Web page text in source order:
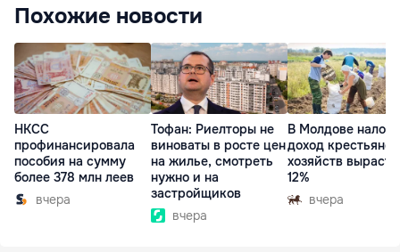
Похожие новости
НКСС
профинансировала
пособия на сумму
более 378 млн леев
вчера
Тофан: Риелторы не
виноваты в росте цен
на жилье, смотреть
нужно и на
застройщиков
вчера
В Молдове налог
доход
хозяйств
12%
вчера